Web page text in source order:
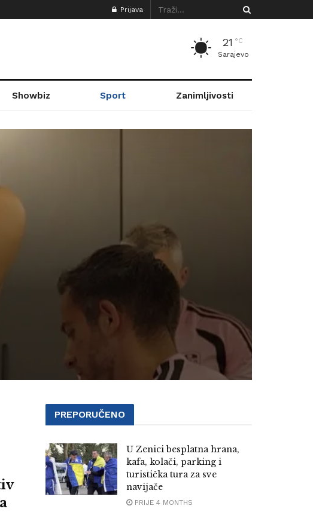
Prijava
21 °C
Sarajevo
Showbiz Sport Zanimljivosti
PREPORUČENO
U Zenici besplatna hrana,
kafa, kolači, parking i
turistička tura za sve
navijače
PRIJE 4 MONTHS